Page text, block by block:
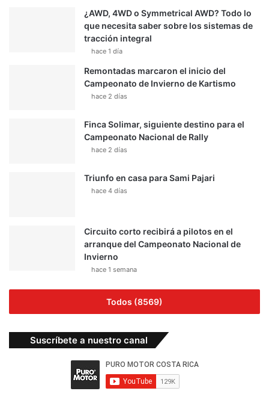
¿AWD, 4WD o Symmetrical AWD? Todo lo
que necesita saber sobre los sistemas de
tracción integral
hace 1 día
Remontadas marcaron el inicio del
Campeonato de Invierno de Kartismo
hace 2 días
Finca Solimar, siguiente destino para el
Campeonato Nacional de Rally
hace 2 días
Triunfo en casa para Sami Pajari
hace 4 días
Circuito corto recibirá a pilotos en el
arranque del Campeonato Nacional de
Invierno
hace 1 semana
Todos (8569)
Suscríbete a nuestro canal